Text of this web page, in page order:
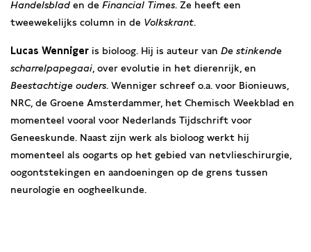
Handelsblad en de Financial Times. Ze heeft een
tweewekelijks column in de Volkskrant.
Lucas Wenniger is bioloog. Hij is auteur van De stinkende
scharrelpapegaai , over evolutie in het dierenrijk, en
Beestachtige ouders. Wenniger schreef o.a. voor Bionieuws,
NRC, de Groene Amsterdammer, het Chemisch Weekblad en
momenteel vooral voor Nederlands Tijdschrift voor
Geneeskunde. Naast zijn werk als bioloog werkt hij
momenteel als oogarts op het gebied van netvlieschirurgie,
oogontstekingen en aandoeningen op de grens tussen
neurologie en oogheelkunde.